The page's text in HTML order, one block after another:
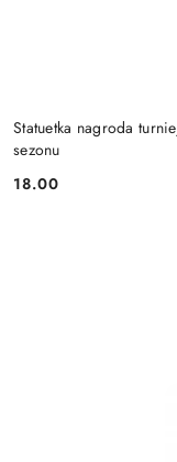
Statuetka nagroda
sezonu
Cena:
18.00